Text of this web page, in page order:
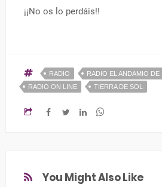
¡¡No os lo perdáis!!
RADIO
RADIO EL ANDAMIO DE
RADIO ON LINE
TIERRA DE SOL
You Might Also Like